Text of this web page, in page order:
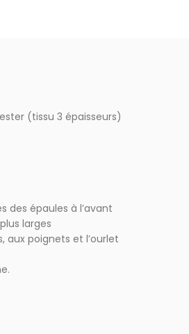
(tissu 3 épaisseurs)
des épaules à l’avant
larges
aux poignets et l’ourlet